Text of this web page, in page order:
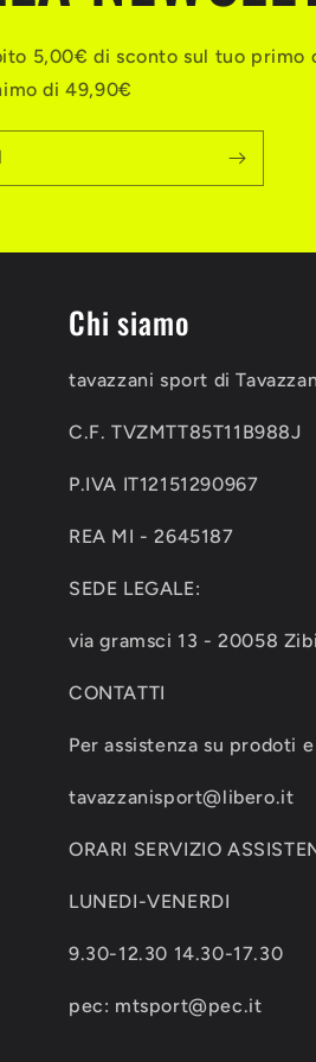
5,00€ di sconto sul tuo primo
di 49,90€
Chi siamo
tavazzani sport di
C.F. TVZMTT85T11B988J
P.IVA IT12151290967
REA MI - 2645187
SEDE LEGALE:
via gramsci 13 - 20058
CONTATTI
Per assistenza su prodoti
tavazzanisport@libero.it
ORARI SERVIZIO
LUNEDI-VENERDI
9.30-12.30 14.30-17.30
pec: mtsport@pec.it